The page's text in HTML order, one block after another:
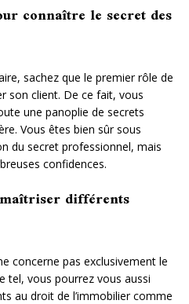
connaître le secret des
sachez que le premier rôle de
son client. De ce fait, vous
une panoplie de secrets
Vous êtes bien sûr sous
du secret professionnel, mais
confidences.
différents
concerne pas exclusivement le
tel, vous pourrez vous aussi
au droit de l’immobilier comme